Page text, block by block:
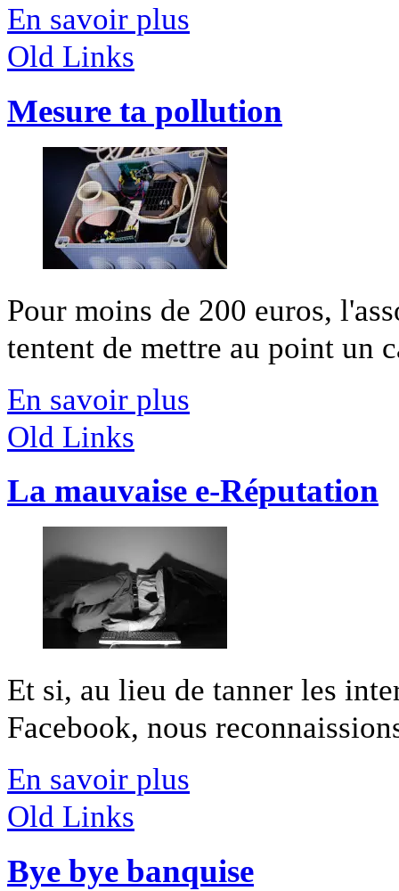
En savoir plus
Old Links
Mesure ta pollution
Pour moins de 200 euros,
tentent de mettre au point un
En savoir plus
Old Links
La mauvaise e-Réputation
Et si, au lieu de tanner les
Facebook, nous
En savoir plus
Old Links
Bye bye banquise